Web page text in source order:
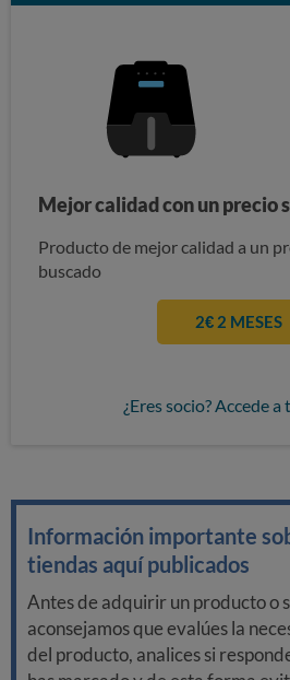
Mejor calidad con un precio
Producto de mejor calidad a un
buscado
2€ 2 MESES
¿Eres socio? Accede
Información importante
tiendas aquí publicados
Antes de adquirir un producto o
aconsejamos que evalúes la
del producto, analices si